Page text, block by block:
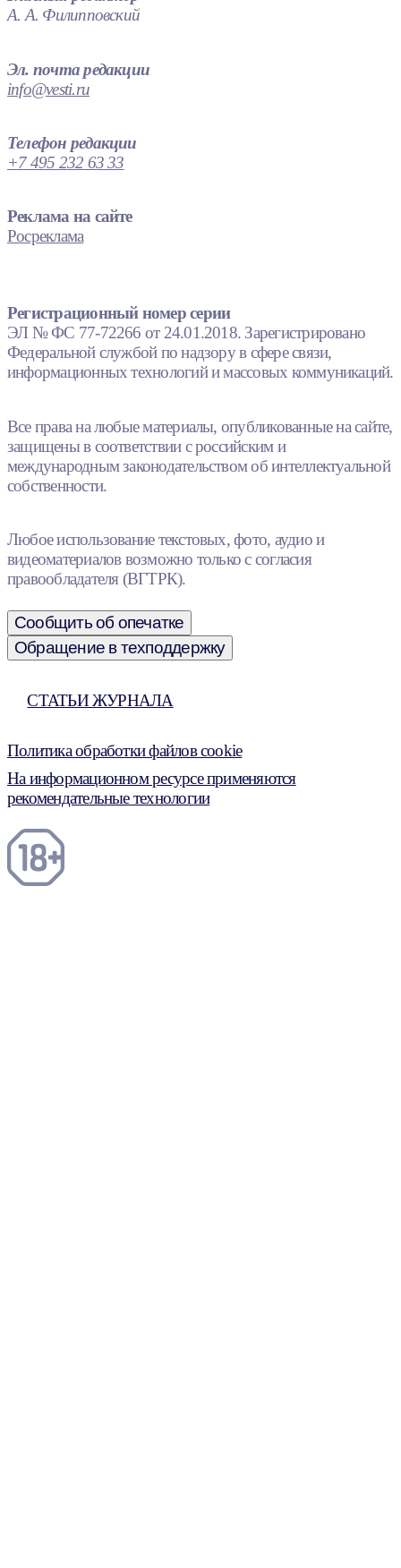
А. А. Филипповский
Эл. почта редакции
info@vesti.ru
Телефон редакции
+7 495 232 63 33
Реклама на сайте
Росреклама
Регистрационный номер серии
ЭЛ № ФС 77-72266 от 24.01.2018. Зарегистрировано
Федеральной службой по надзору в сфере связи,
информационных технологий и массовых коммуникаций.
Все права на любые материалы, опубликованные на сайте,
защищены в соответствии с российским и
международным законодательством об интеллектуальной
собственности.
Любое использование текстовых, фото, аудио и
видеоматериалов возможно только с согласия
правообладателя (ВГТРК).
Сообщить об опечатке
Обращение в техподдержку
СТАТЬИ ЖУРНАЛА
Политика обработки файлов cookie
На информационном ресурсе применяются
рекомендательные технологии